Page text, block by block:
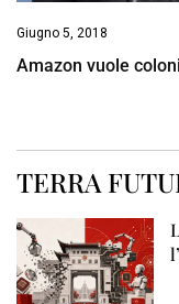
Giugno 5, 2018
Amazon vuole
TERRA